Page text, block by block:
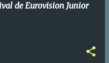
de Eurovision Junior